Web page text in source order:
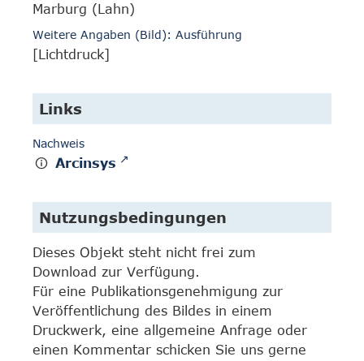
Marburg (Lahn)
Weitere Angaben (Bild): Ausführung
[Lichtdruck]
Links
Nachweis
Arcinsys
Nutzungsbedingungen
Dieses Objekt steht nicht frei zum
Download zur Verfügung.
Für eine Publikationsgenehmigung zur
Veröffentlichung des Bildes in einem
Druckwerk, eine allgemeine Anfrage oder
einen Kommentar schicken Sie uns gerne